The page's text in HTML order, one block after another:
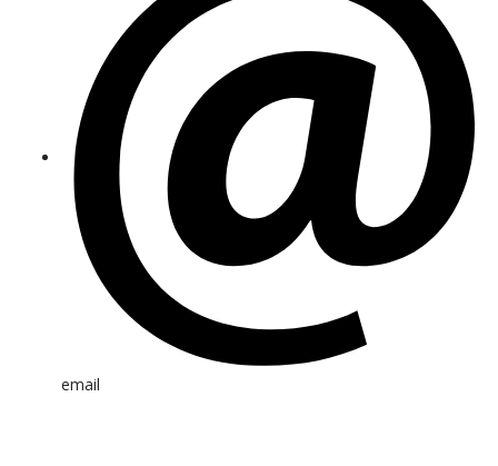
email